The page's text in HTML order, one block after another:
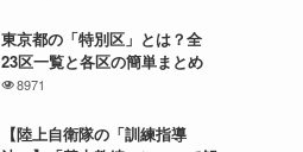
東京都の「特別区」とは？全
23区一覧と各区の簡単まとめ
8971
【陸上自衛隊の「訓練指導